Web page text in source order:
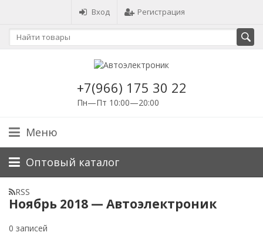
Вход Регистрация
+7(966) 175 30 22
Пн—Пт 10:00—20:00
Меню
Оптовый каталог
RSS
Ноябрь 2018 — Автоэлектроник
0 записей